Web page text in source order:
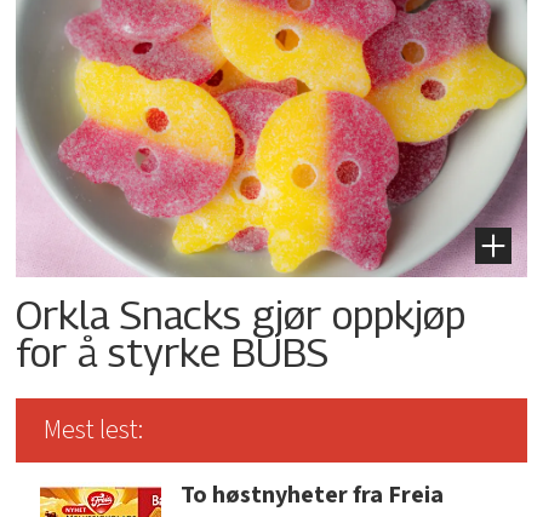
Orkla Snacks gjør oppkjøp
for å styrke BUBS
Mest lest:
To høstnyheter fra Freia